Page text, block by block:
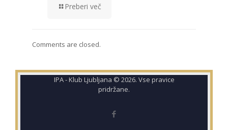
Preberi več
Comments are closed.
IPA - Klub Ljubljana © 2026. Vse pravice
pridržane.